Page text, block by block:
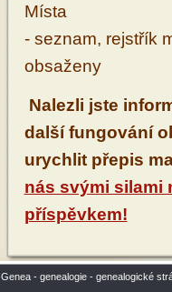
Místa
- seznam, rejstřík
obsaženy
Nalezli jste
další fungování
urychlit přepis
nás svými silami
příspěvkem!
Genea - genealogie - genealogické